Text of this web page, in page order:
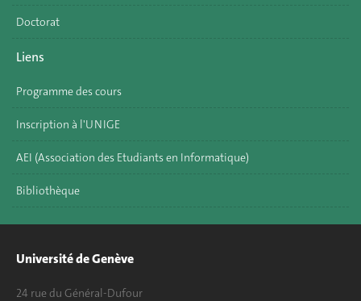
Doctorat
Liens
Programme des cours
Inscription à l'UNIGE
AEI (Association des Etudiants en Informatique)
Bibliothèque
Université de Genève
24 rue du Général-Dufour